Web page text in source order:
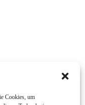
Cookies, um